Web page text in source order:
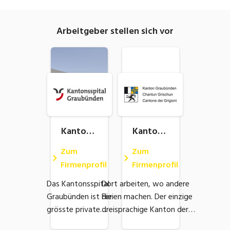
Marketing, Kommunikation, Medien, Druck
Mechanik, Elektronik, Optik, Textil (Fertigung)
Medizin, Gesundheitswesen, Pflege
Sicherheit, Rettung, Polizei, Zoll
Verkauf, Handel, Kundenberatung,
Aussendienst
Arbeitgeber stellen sich vor
Kantons
spital Gr
aubünd
Zum
Firmenprofil
Das Kantonsspital
Graubünden ist die
grösste private
Kantona
le Verw
altung G
en
Zum
Firmenprofil
Dort arbeiten, wo andere
Ferien machen. Der einzige
dreisprachige Kanton der